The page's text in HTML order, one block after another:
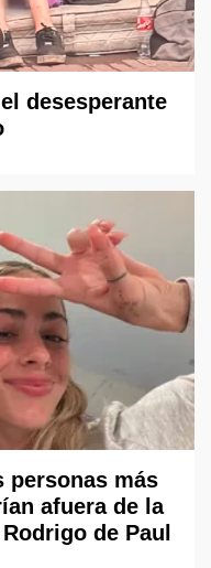
desesperante
personas más
afuera de la
de Paul